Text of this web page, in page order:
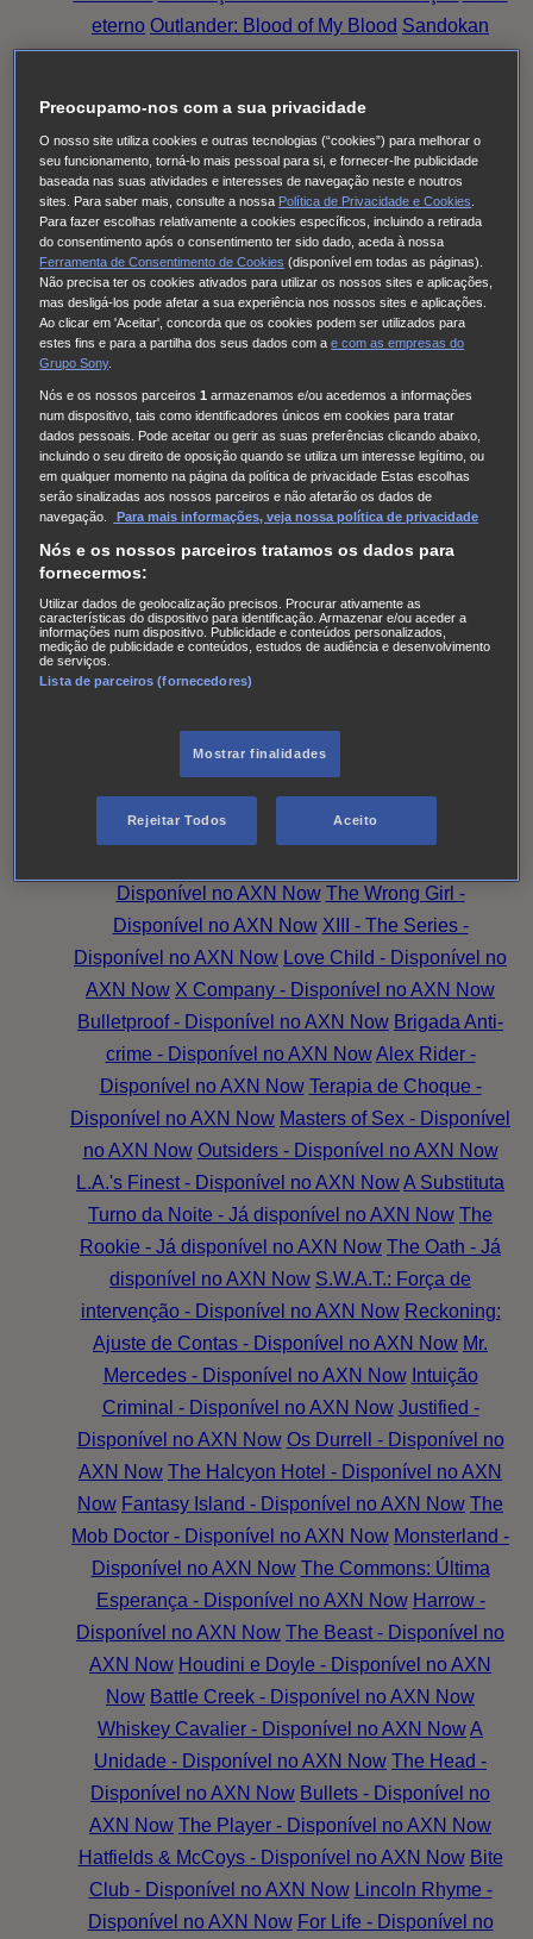
eterno Outlander: Blood of My Blood Sandokan
Family Talks: Luta Rosa, Pensa Rosa (2025) O
HUDSON & REX
Cobra Kai
Generation O MEU NOME É FARAH THE
NARROW ROAD TO THE DEEP NORTH Tom &
Lola Long Bright RiverAlert Doutora Larsen Quarto
309 Red Eye High Country Family Talks: Luta Rosa,
Pensa Rosa (2024) Family Talks: Mulheres WOW
Homem Errado
S.W.A.T.: Força de intervenção
Viola Come Il Mare Frente a Frente Family Talks:
Cinema à Portuguesa Os Filmes da Tua Vida
Cinema com C Maiúsculo Frente a Frente Three
Pines The Good Karma Hospital Einstein O Paraíso
das Senhoras Alert: Unidade de Pessoas
Accused Battle Creek
Split T2
Disponível no AXN NowAmazing Grace -
Disponível no AXN Now Family Law - Disponível no
AXN Now
& Rex - Disponível no AXN Now
Family Law Family Talks: Mais Família,
Mais Amor Magpie MurdersAmazing Grace
Substituta - Disponível no AXN Now
Disponível no AXN Now The Wrong Girl -
Disponível no AXN Now XIII - The Series -
Disponível no AXN Now Love Child - Disponível no
AXN Now X Company - Disponível no AXN Now
Bulletproof - Disponível no AXN Now Brigada Anti-
crime - Disponível no AXN Now Alex Rider -
Disponível no AXN Now Terapia de Choque -
Disponível no AXN Now Masters of Sex - Disponível
no AXN Now Outsiders - Disponível no AXN Now
L.A.'s Finest - Disponível no AXN NowA Substituta
Turno da Noite - Já disponível no AXN Now The
Rookie - Já disponível no AXN Now The Oath - Já
disponível no AXN Now S.W.A.T.: Força de
intervenção - Disponível no AXN Now Reckoning:
Ajuste de Contas - Disponível no AXN Now Mr.
Mercedes - Disponível no AXN Now Intuição
Criminal - Disponível no AXN Now Justified -
Disponível no AXN Now Os Durrell - Disponível no
AXN Now The Halcyon Hotel - Disponível no AXN
Now Fantasy Island - Disponível no AXN Now The
Mob Doctor - Disponível no AXN Now Monsterland -
Disponível no AXN Now The Commons: Última
Esperança - Disponível no AXN Now Harrow -
Disponível no AXN Now The Beast - Disponível no
AXN Now Houdini e Doyle - Disponível no AXN
Now Battle Creek - Disponível no AXN Now
Whiskey Cavalier - Disponível no AXN NowA
Unidade - Disponível no AXN Now The Head -
Disponível no AXN Now Bullets - Disponível no
AXN Now The Player - Disponível no AXN Now
Hatfields & McCoys - Disponível no AXN Now Bite
Club - Disponível no AXN Now Lincoln Rhyme -
Disponível no AXN Now For Life - Disponível no
Preocupamo-nos com a sua privacidade
O nosso site utiliza cookies e outras tecnologias (“cookies”) para melhorar o
seu funcionamento, torná-lo mais pessoal para si, e fornecer-lhe publicidade
baseada nas suas atividades e interesses de navegação neste e noutros
sites. Para saber mais, consulte a nossa Política de Privacidade e Cookies
Para fazer escolhas relativamente a cookies específicos, incluindo a retirada
do consentimento após o consentimento ter sido dado, aceda à nossa
Ferramenta de Consentimento de Cookies (disponível em todas as páginas).
Não precisa ter os cookies ativados para utilizar os nossos sites e aplicações,
mas desligá-los pode afetar a sua experiência nos nossos sites e aplicações.
Ao clicar em 'Aceitar', concorda que os cookies podem ser utilizados para
estes fins e para a partilha dos seus dados com ae comas empresas do
Grupo Sony.
Nós e os nossos parceiros1 armazenamos e/ou acedemos a informações
num dispositivo, tais como identificadores únicos em cookies para tratar
dados pessoais. Pode aceitar ou gerir as suas preferências clicando abaixo,
incluindo o seu direito de oposição quando se utiliza um interesse legítimo, ou
em qualquer momento na página da política de privacidade Estas escolhas
serão sinalizadas aos nossos parceiros e não afetarão os dados de
navegação.
Para mais informações, veja nossa política de privacidade
Nós e os nossos parceiros tratamos os dados para
fornecermos:
Utilizar dados de geolocalização precisos. Procurar ativamente as
características do dispositivo para identificação. Armazenar e/ou aceder a
informações num dispositivo. Publicidade e conteúdos personalizados,
medição de publicidade e conteúdos, estudos de audiência e desenvolvimento
de serviços.
Lista de parceiros (fornecedores)
Mostrar finalidades
Rejeitar Todos Aceito